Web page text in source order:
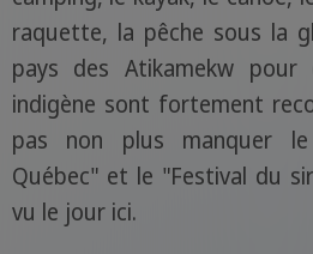
raquette, la pêche sous la
pays des Atikamekw
indigène sont fortement
pas non plus manquer
Québec" et le "Festival du
vu le jour ici.